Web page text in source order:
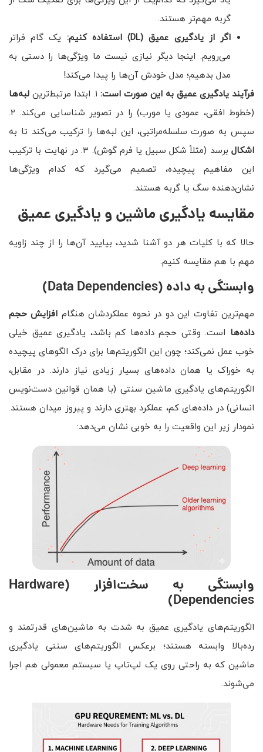
گربه مهم‌تر هستند.
اگر از یادگیری عمیق(DL) استفاده کنیم: یک گام فراتر
می‌رویم. اینجا دیگر نیازی نیست ما ویژگی‌ها را دستی به
مدل بدهیم؛ مدل خودش آن‌ها را پیدا می‌کند!
فرآیند یادگیری عمیق به این صورت است: ۱. ابتدا مرتبط‌ترین
لبه‌ها
(خطوط افقی، عمودی یا مورب) را در تصویر شناسایی می‌کند. ۲.
سپس به صورت سلسله‌مراتبی، این لبه‌ها را ترکیب می‌کند تا به
اشکال
برسد (مثلاً شکل سبیل یا فرم گوش). ۳. در نهایت با ترکیب
این مفاهیم پیچیده، تصمیم می‌گیرد که کدام ویژگی‌ها
نشان‌دهنده سگ یا گربه هستند.
مقایسه یادگیری ماشین و یادگیری عمیق
حالا که با کلیات هر دو آشنا شدید، بیایید آن‌ها را از چند زاویه
مهم با هم مقایسه کنیم.
وابستگی به داده (Data Dependencies)
مهم‌ترین تفاوت این دو در نحوه عملکردشان هنگام افزایش حجم
داده‌ها است. وقتی حجم داده‌ها کم باشد، یادگیری عمیق خیلی
خوب عمل نمی‌کند؛ چون این الگوریتم‌ها برای درک الگوهای پیچیده
به خوراک یا همان داده‌های بسیار زیادی نیاز دارند. در مقابل،
الگوریتم‌های یادگیری ماشین سنتی (با همان قوانین دست‌نویس
انسانی) در داده‌های کم، عملکرد بهتری دارند و پیروز میدان هستند.
نمودار زیر این واقعیت را به خوبی نشان می‌دهد:
وابستگی به سخت‌افزار (Hardware
Dependencies)
الگوریتم‌های یادگیری عمیق به شدت به ماشین‌های قدرتمند و
رده‌بالا وابسته هستند؛ برعکسِ الگوریتم‌های سنتی یادگیری
ماشین که به راحتی روی یک لپ‌تاپ یا سیستم معمولی هم اجرا
می‌شوند.